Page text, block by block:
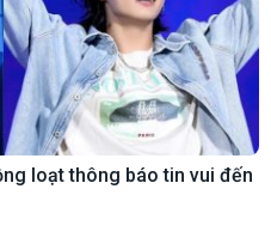
loạt thông báo tin vui đến